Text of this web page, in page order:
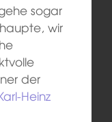
sogar
wir
der
Heinz